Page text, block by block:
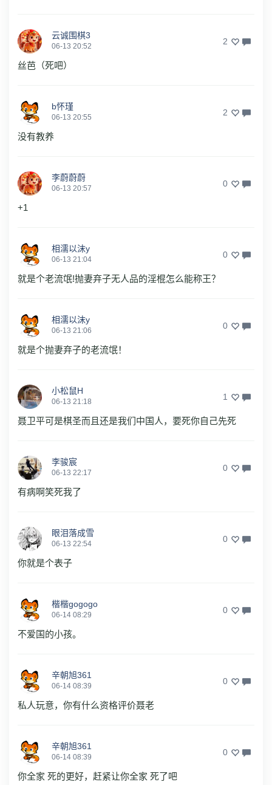
云诚围棋3
06-13 20:52 2
丝芭（死吧）
b怀瑾
06-13 20:55 2
没有教养
李蔚蔚蔚
06-13 20:57 0
+1
相濡以沫y
06-13 21:04 0
就是个老流氓!抛妻弃子无人品的淫棍怎么能称王？
相濡以沫y
06-13 21:06 0
就是个抛妻弃子的老流氓！
小松鼠H
06-13 21:18 1
聂卫平可是棋圣而且还是我们中国人，要死你自己先死
李骏宸
06-13 22:17 0
有病啊笑死我了
眼泪落成雪
06-13 22:54 0
你就是个表子
楷楷gogogo
06-14 08:29 0
不爱国的小孩。
辛朝旭361
06-14 08:39 0
私人玩意，你有什么资格评价聂老
辛朝旭361
06-14 08:39 0
你全家 死的更好，赶紧让你全家 死了吧